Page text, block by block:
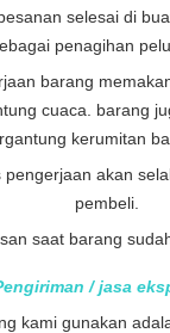
selesai di
penagihan
barang
cuaca. barang
kerumitan
pengerjaan akan
pembeli.
saat barang
/ jasa
kami gunakan